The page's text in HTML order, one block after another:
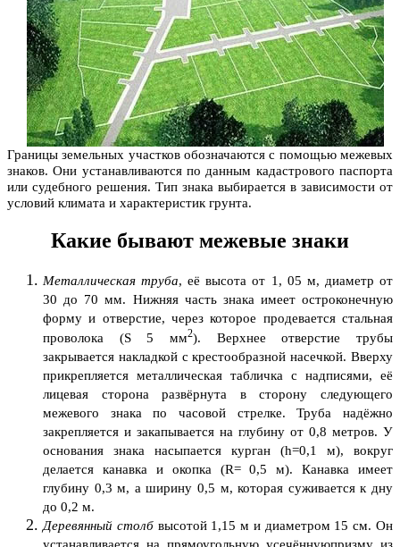
Границы земельных участков обозначаются с помощью межевых
знаков. Они устанавливаются по данным кадастрового паспорта
или судебного решения. Тип знака выбирается в зависимости от
условий климата и характеристик грунта.
Какие бывают межевые знаки
Металлическая труба, её высота от 1, 05 м, диаметр от
30 до 70 мм. Нижняя часть знака имеет остроконечную
форму и отверстие, через которое продевается стальная
проволока (S 5 мм2). Верхнее отверстие трубы
закрывается накладкой с крестообразной насечкой. Вверху
прикрепляется металлическая табличка с надписями, её
лицевая сторона развёрнута в сторону следующего
межевого знака по часовой стрелке. Труба надёжно
закрепляется и закапывается на глубину от 0,8 метров. У
основания знака насыпается курган (h=0,1 м), вокруг
делается канавка и окопка (R= 0,5 м). Канавка имеет
глубину 0,3 м, а ширину 0,5 м, которая суживается к дну
до 0,2 м.
Деревянный столбвысотой 1,15 м и диаметром 15 см. Он